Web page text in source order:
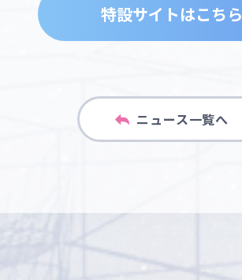
特設サイトはこちら
ニュース一覧へ